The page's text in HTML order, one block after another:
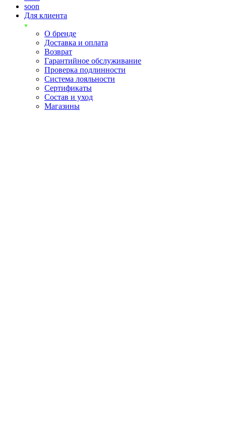
soon
Для клиента
О бренде
Доставка и оплата
Возврат
Гарантийное обслуживание
Проверка подлинности
Система лояльности
Сертификаты
Состав и уход
Магазины